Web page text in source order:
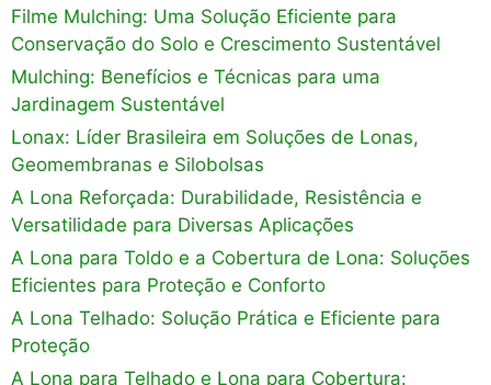
Filme Mulching: Uma Solução Eficiente para
Conservação do Solo e Crescimento Sustentável
Mulching: Benefícios e Técnicas para uma
Jardinagem Sustentável
Lonax: Líder Brasileira em Soluções de Lonas,
Geomembranas e Silobolsas
A Lona Reforçada: Durabilidade, Resistência e
Versatilidade para Diversas Aplicações
A Lona para Toldo e a Cobertura de Lona: Soluções
Eficientes para Proteção e Conforto
A Lona Telhado: Solução Prática e Eficiente para
Proteção
A Lona para Telhado e Lona para Cobertura: